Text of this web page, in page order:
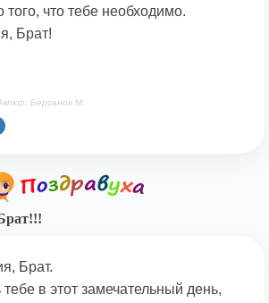
того, что тебе необходимо.
Брат!
Берсанов М.
Брат.
в этот замечательный день,